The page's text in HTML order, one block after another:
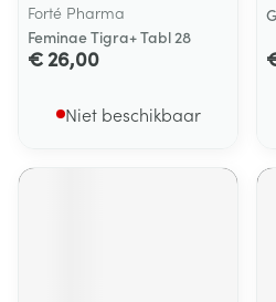
Forté Pharma
Feminae Tigra+ Tabl 28
€ 26,00
Niet beschikbaar